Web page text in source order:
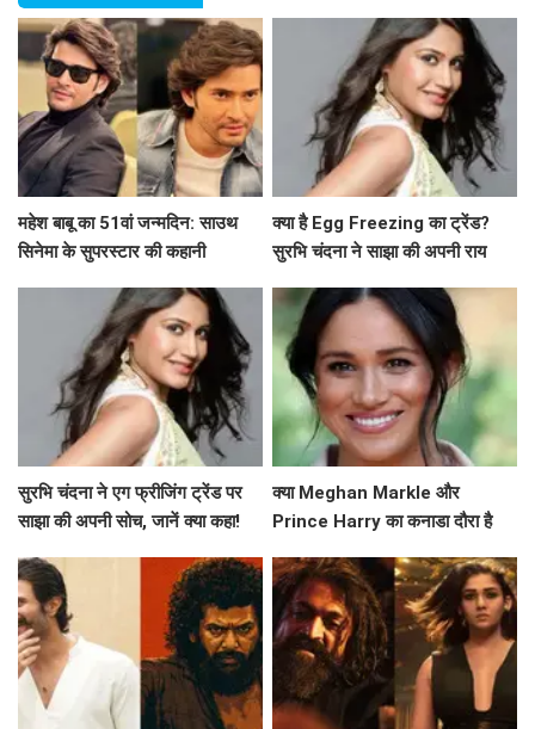
महेश बाबू का 51वां जन्मदिन: साउथ
सिनेमा के सुपरस्टार की कहानी
क्या है Egg Freezing का ट्रेंड?
सुरभि चंदना ने साझा की अपनी राय
सुरभि चंदना ने एग फ्रीजिंग ट्रेंड पर
साझा की अपनी सोच, जानें क्या कहा!
क्या Meghan Markle और
Prince Harry का कनाडा दौरा है